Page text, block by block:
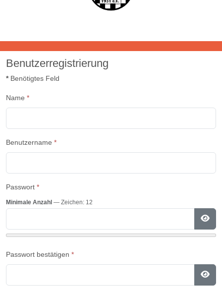
Benutzerregistrierung
*Benötigtes Feld
Name *
Benutzername *
Passwort *
Minimale Anzahl — Zeichen: 12
Passwort bestätigen *